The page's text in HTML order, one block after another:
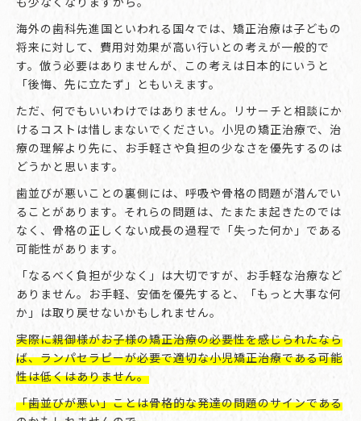
海外の歯科先進国といわれる国々では、矯正治療は子どもの
将来に対して、費用対効果が高い行いとの考えが一般的で
す。倣う必要はありませんが、この考えは日本的にいうと
「後悔、先に立たず」ともいえます。
ただ、何でもいいわけではありません。リサーチと相談にか
けるコストは惜しまないでください。小児の矯正治療で、治
療の理解より先に、お手軽さや負担の少なさを優先するのは
どうかと思います。
歯並びが悪いことの裏側には、呼吸や骨格の問題が潜んでい
ることがあります。それらの問題は、たまたま起きたのでは
なく、骨格の正しくない成長の過程で「失った何か」である
可能性があります。
「なるべく負担が少なく」は大切ですが、お手軽な治療など
ありません。お手軽、安価を優先すると、「もっと大事な何
か」は取り戻せないかもしれません。
実際に親御様がお子様の矯正治療の必要性を感じられたなら
ば、ランパセラピーが必要で適切な小児矯正治療である可能
性は低くはありません。
「歯並びが悪い」ことは骨格的な発達の問題のサインである